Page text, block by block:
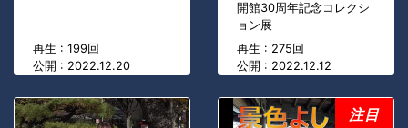
再生 : 199回
公開 : 2022.12.20
開館30周年記念コレクシ
ョン展
再生 : 275回
公開 : 2022.12.12
注目